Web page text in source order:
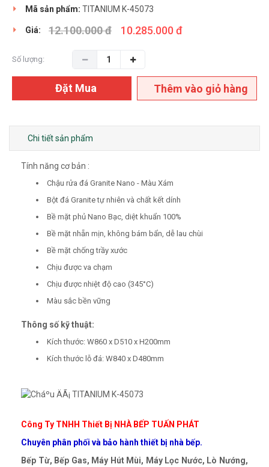
Mã sản phẩm: TITANIUM K-45073
Giá: 12.100.000 đ 10.285.000 đ
Số lượng:
Đặt Mua Thêm vào giỏ hàng
Chi tiết sản phẩm
Tính năng cơ bản :
Chậu rửa đá Granite Nano - Màu Xám
Bột đá Granite tự nhiên và chất kết dính
Bề mặt phủ Nano Bạc, diệt khuẩn 100%
Bề mặt nhẵn mịn, không bám bẩn, dễ lau chùi
Bề mặt chống trầy xước
Chịu được va chạm
Chịu được nhiệt độ cao (345°C)
Màu sắc bền vững
Thông số kỹ thuật:
Kích thước: W860 x D510 x H200mm
Kích thước lỗ đá: W840 x D480mm
Công Ty TNHH Thiết Bị NHÀ BẾP TUẤN PHÁT
Chuyên phân phối và bảo hành thiết bị nhà bếp.
Bếp Từ, Bếp Gas, Máy Hút Mùi, Máy Lọc Nước, Lò Nướng,